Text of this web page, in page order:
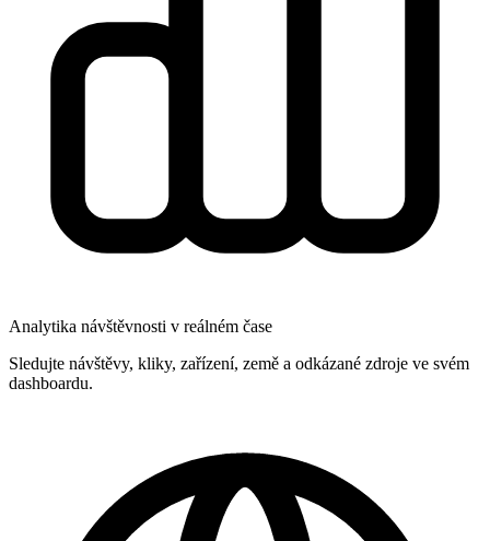
Analytika návštěvnosti v reálném čase
Sledujte návštěvy, kliky, zařízení, země a odkázané zdroje ve svém
dashboardu.